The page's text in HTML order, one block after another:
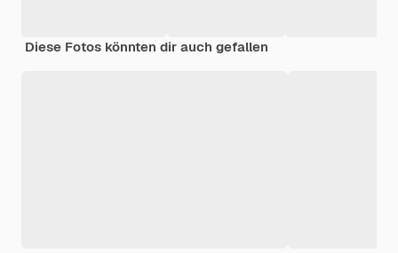
Diese Fotos könnten dir auch gefallen